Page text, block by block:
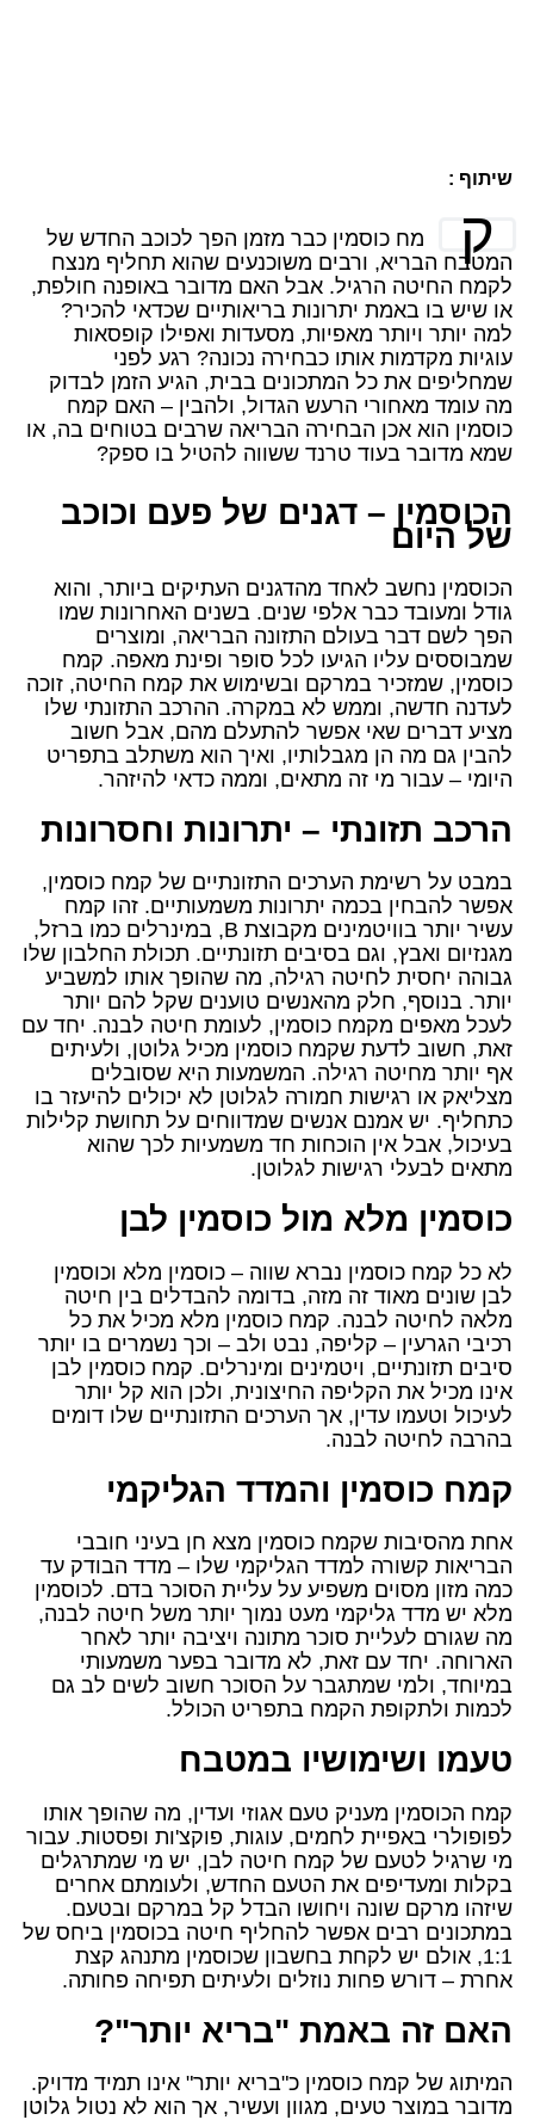
שיתוף :
ק
מח כוסמין כבר מזמן הפך לכוכב החדש של
המטבח הבריא, ורבים משוכנעים שהוא תחליף מנצח
לקמח החיטה הרגיל. אבל האם מדובר באופנה חולפת,
או שיש בו באמת יתרונות בריאותיים שכדאי להכיר?
למה יותר ויותר מאפיות, מסעדות ואפילו קופסאות
עוגיות מקדמות אותו כבחירה נכונה? רגע לפני
שמחליפים את כל המתכונים בבית, הגיע הזמן לבדוק
מה עומד מאחורי הרעש הגדול, ולהבין – האם קמח
כוסמין הוא אכן הבחירה הבריאה שרבים בטוחים בה, או
שמא מדובר בעוד טרנד ששווה להטיל בו ספק?
הכוסמין – דגנים של פעם וכוכב
של היום
הכוסמין נחשב לאחד מהדגנים העתיקים ביותר, והוא
גודל ומעובד כבר אלפי שנים. בשנים האחרונות שמו
הפך לשם דבר בעולם התזונה הבריאה, ומוצרים
שמבוססים עליו הגיעו לכל סופר ופינת מאפה. קמח
כוסמין, שמזכיר במרקם ובשימוש את קמח החיטה, זוכה
לעדנה חדשה, וממש לא במקרה. ההרכב התזונתי שלו
מציע דברים שאי אפשר להתעלם מהם, אבל חשוב
להבין גם מה הן מגבלותיו, ואיך הוא משתלב בתפריט
היומי – עבור מי זה מתאים, וממה כדאי להיזהר.
הרכב תזונתי – יתרונות וחסרונות
במבט על רשימת הערכים התזונתיים של קמח כוסמין,
אפשר להבחין בכמה יתרונות משמעותיים. זהו קמח
עשיר יותר בוויטמינים מקבוצת B, במינרלים כמו ברזל,
מגנזיום ואבץ, וגם בסיבים תזונתיים. תכולת החלבון שלו
גבוהה יחסית לחיטה רגילה, מה שהופך אותו למשביע
יותר. בנוסף, חלק מהאנשים טוענים שקל להם יותר
לעכל מאפים מקמח כוסמין, לעומת חיטה לבנה. יחד עם
זאת, חשוב לדעת שקמח כוסמין מכיל גלוטן, ולעיתים
אף יותר מחיטה רגילה. המשמעות היא שסובלים
מצליאק או רגישות חמורה לגלוטן לא יכולים להיעזר בו
כתחליף. יש אמנם אנשים שמדווחים על תחושת קלילות
בעיכול, אבל אין הוכחות חד משמעיות לכך שהוא
מתאים לבעלי רגישות לגלוטן.
כוסמין מלא מול כוסמין לבן
לא כל קמח כוסמין נברא שווה – כוסמין מלא וכוסמין
לבן שונים מאוד זה מזה, בדומה להבדלים בין חיטה
מלאה לחיטה לבנה. קמח כוסמין מלא מכיל את כל
רכיבי הגרעין – קליפה, נבט ולב – וכך נשמרים בו יותר
סיבים תזונתיים, ויטמינים ומינרלים. קמח כוסמין לבן
אינו מכיל את הקליפה החיצונית, ולכן הוא קל יותר
לעיכול וטעמו עדין, אך הערכים התזונתיים שלו דומים
בהרבה לחיטה לבנה.
קמח כוסמין והמדד הגליקמי
אחת מהסיבות שקמח כוסמין מצא חן בעיני חובבי
הבריאות קשורה למדד הגליקמי שלו – מדד הבודק עד
כמה מזון מסוים משפיע על עליית הסוכר בדם. לכוסמין
מלא יש מדד גליקמי מעט נמוך יותר משל חיטה לבנה,
מה שגורם לעליית סוכר מתונה ויציבה יותר לאחר
הארוחה. יחד עם זאת, לא מדובר בפער משמעותי
במיוחד, ולמי שמתגבר על הסוכר חשוב לשים לב גם
לכמות ולתקופת הקמח בתפריט הכולל.
טעמו ושימושיו במטבח
קמח הכוסמין מעניק טעם אגוזי ועדין, מה שהופך אותו
לפופולרי באפיית לחמים, עוגות, פוקצ'ות ופסטות. עבור
מי שרגיל לטעם של קמח חיטה לבן, יש מי שמתרגלים
בקלות ומעדיפים את הטעם החדש, ולעומתם אחרים
שיזהו מרקם שונה ויחושו הבדל קל במרקם ובטעם.
במתכונים רבים אפשר להחליף חיטה בכוסמין ביחס של
1:1, אולם יש לקחת בחשבון שכוסמין מתנהג קצת
אחרת – דורש פחות נוזלים ולעיתים תפיחה פחותה.
האם זה באמת "בריא יותר"?
המיתוג של קמח כוסמין כ"בריא יותר" אינו תמיד מדויק.
מדובר במוצר טעים, מגוון ועשיר, אך הוא לא נטול גלוטן